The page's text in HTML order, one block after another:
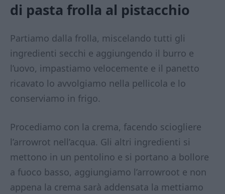
di pasta frolla al pistacchio
Partiamo dalla frolla, miscelando tutti gli
ingredienti secchi e aggiungendo il burro e
l’uovo, impastiamo velocemente e il panetto
ricavato lo avvolgiamo nella pellicola e lo
conserviamo in frigo.
Procediamo con la crema, facendo sciogliere
l’arrowrot nell’acqua. Gli altri ingredienti si
mettono in un pentolino e si portano a bollore
a fuoco basso, aggiungiamo l’arrowroot e non
appena la crema sarà addensata la mettiamo